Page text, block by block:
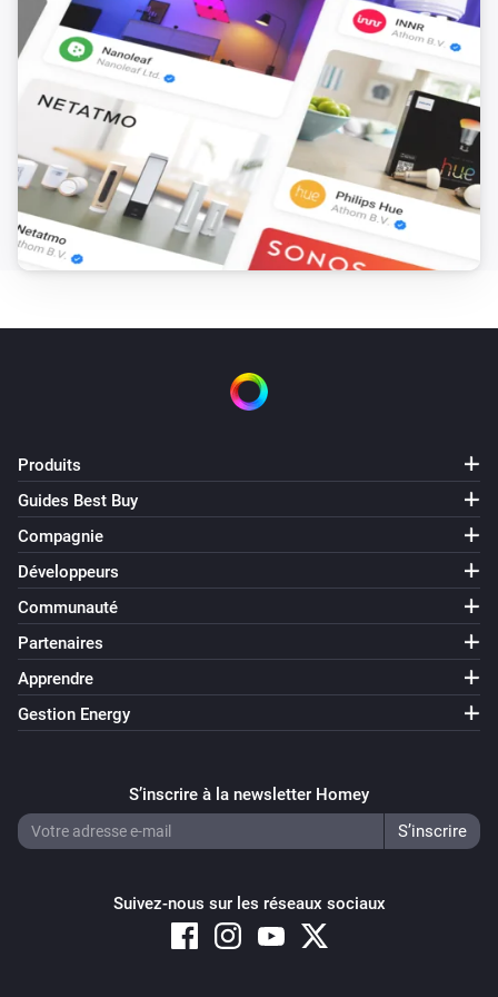
L'humidité a changé
Temperature sensor
La pression a changé
Temperature sensor
Le voltage a changé
Temperature sensor
Status changed to [[status]]
Victron GX
Dynamic ESS mode changed to
Victron GX
Input source changed to [[source]]
Switch position changed
VE Bus status changed to [[status]]
Battery
L'état de charge de la batterie est
Produits
Guides Best Buy
Compagnie
Développeurs
Communauté
Partenaires
Apprendre
Gestion Energy
S’inscrire à la newsletter Homey
Suivez-nous sur les réseaux sociaux